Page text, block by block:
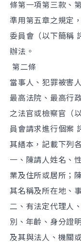
條第一項第三款、
準用第五章之規定
委員會（以下簡稱
辦法。
第二條
當事人、犯罪被害
最高法院、最高行
之法官或檢察官（
員會請求進行個案
其繕本，記載下列
一、陳請人姓名、
業及住所或居所；
其名稱及所在地、
二、有法定代理人
別、年齡、身分證
及其與法人、機關